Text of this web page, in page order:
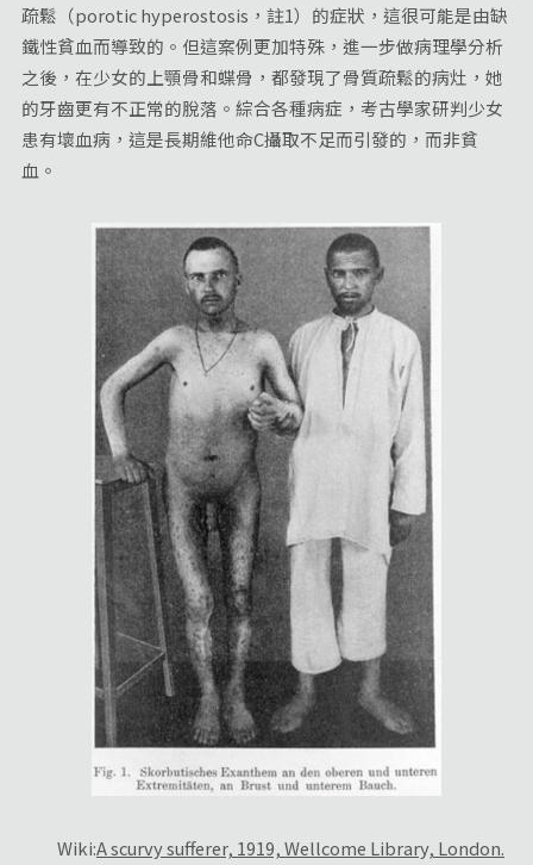
疏鬆（porotic hyperostosis，註1）的症狀，這很可能是由缺
鐵性貧血而導致的。但這案例更加特殊，進一步做病理學分析
之後，在少女的上顎骨和蝶骨，都發現了骨質疏鬆的病灶，她
的牙齒更有不正常的脫落。綜合各種病症，考古學家研判少女
患有壞血病，這是長期維他命C攝取不足而引發的，而非貧
血。
Wiki:A scurvy sufferer, 1919, Wellcome Library, London.